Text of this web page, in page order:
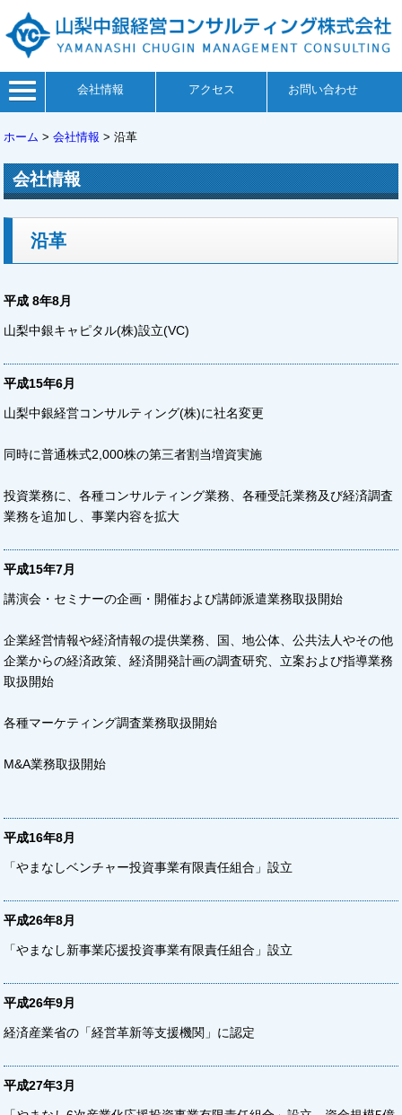
会社情報 アクセス お問い合わせ
ホーム >会社情報 >沿革
会社情報
沿革
平成 8年8月
山梨中銀キャピタル(株)設立(VC)
平成15年6月
山梨中銀経営コンサルティング(株)に社名変更
同時に普通株式2,000株の第三者割当増資実施
投資業務に、各種コンサルティング業務、各種受託業務及び経済調査
業務を追加し、事業内容を拡大
平成15年7月
講演会・セミナーの企画・開催および講師派遣業務取扱開始
企業経営情報や経済情報の提供業務、国、地公体、公共法人やその他
企業からの経済政策、経済開発計画の調査研究、立案および指導業務
取扱開始
各種マーケティング調査業務取扱開始
M&A業務取扱開始
平成16年8月
「やまなしベンチャー投資事業有限責任組合」設立
平成26年8月
「やまなし新事業応援投資事業有限責任組合」設立
平成26年9月
経済産業省の「経営革新等支援機関」に認定
平成27年3月